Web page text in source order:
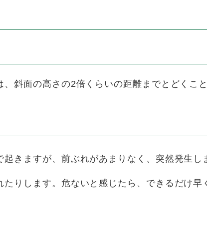
斜面の高さの2倍くらいの距離までとどくこと
きますが、前ぶれがあまりなく、突然発生し
りします。危ないと感じたら、できるだけ早